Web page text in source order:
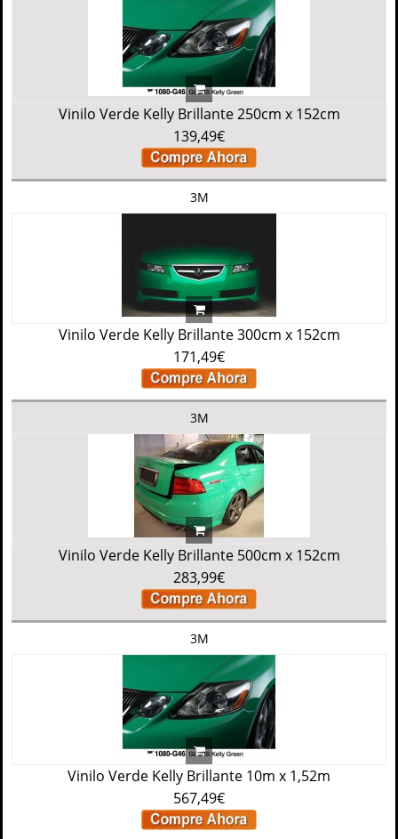
Vinilo Verde Kelly Brillante 250cm x 152cm
139,49€
3M
Vinilo Verde Kelly Brillante 300cm x 152cm
171,49€
3M
Vinilo Verde Kelly Brillante 500cm x 152cm
283,99€
3M
Vinilo Verde Kelly Brillante 10m x 1,52m
567,49€